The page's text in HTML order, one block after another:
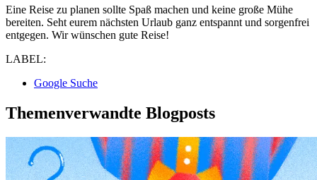
Eine Reise zu planen sollte Spaß machen und keine große Mühe
bereiten. Seht eurem nächsten Urlaub ganz entspannt und sorgenfrei
entgegen. Wir wünschen gute Reise!
LABEL:
Google Suche
Themenverwandte Blogposts